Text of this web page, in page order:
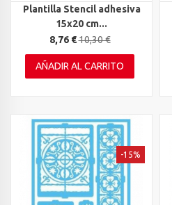
Plantilla Stencil adhesiva
15x20 cm...
8,76 €10,30 €
AÑADIR AL CARRITO
-15%